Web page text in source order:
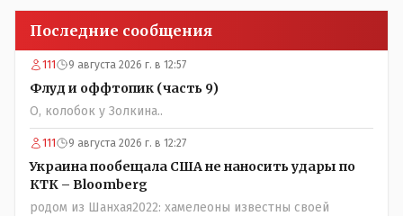
Последние сообщения
111 9 августа 2026 г. в 12:57
Флуд и оффтопик (часть 9)
О, колобок у Золкина..
111 9 августа 2026 г. в 12:27
Украина пообещала США не наносить удары по
КТК – Bloomberg
родом из Шанхая2022: хамелеоны известны своей